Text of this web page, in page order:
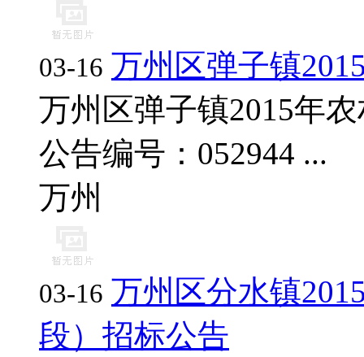
03-16 万州区弹子镇
万州区弹子镇2015年
公告编号：052944 ...
万州
03-16 万州区分水镇
段）招标公告